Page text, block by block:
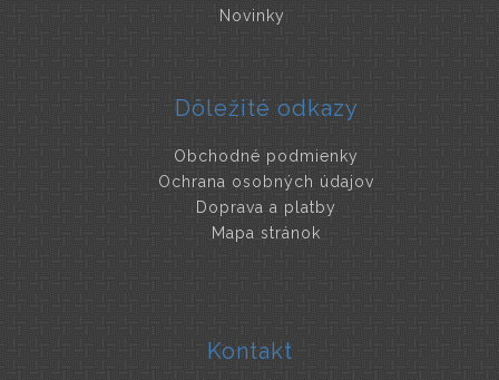
Novinky
Dôležité odkazy
Obchodné podmienky
Ochrana osobných údajov
Doprava a platby
Mapa stránok
Kontakt